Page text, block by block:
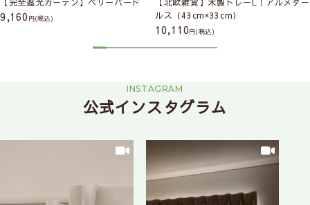
【完全遮光カーテン】ベリーバード
9,160 (税込)
【北欧雑貨】木製トレーL｜アルメダー
ルス（43cm×33cm）
10,110 (税込)
INSTAGRAM
公式インスタグラム